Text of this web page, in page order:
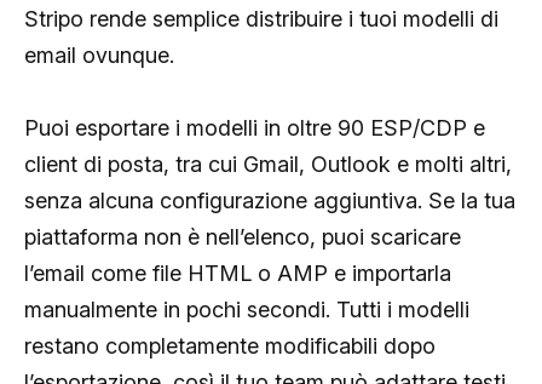
Stripo rende semplice distribuire i tuoi modelli di
email ovunque.
Puoi esportare i modelli in oltre 90 ESP/CDP e
client di posta, tra cui Gmail, Outlook e molti altri,
senza alcuna configurazione aggiuntiva. Se la tua
piattaforma non è nell’elenco, puoi scaricare
l’email come file HTML o AMP e importarla
manualmente in pochi secondi. Tutti i modelli
restano completamente modificabili dopo